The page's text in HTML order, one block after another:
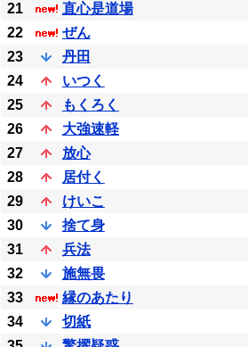
21
直心是道場
22
ぜん
23
丹田
24
いつく
25
もくろく
26
大強速軽
27
放心
28
居付く
29
けいこ
30
捨て身
31
兵法
32
施無畏
33
縁のあたり
34
切紙